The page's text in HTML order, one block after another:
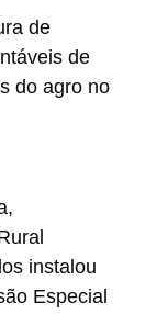
de
de
do agro no
instalou
Especial